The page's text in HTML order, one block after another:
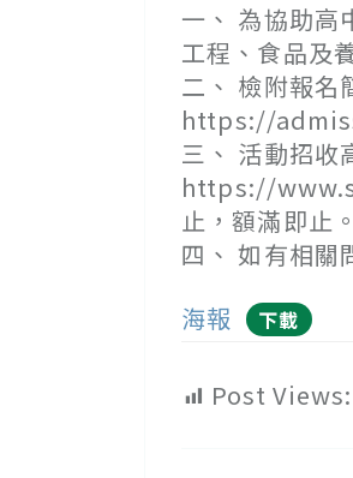
一、 為協助高
工程、食品及
二、 檢附報
https://
三、 活動招收
https://
止，額滿即止。
四、 如有相關
海報
下載
Post Views: